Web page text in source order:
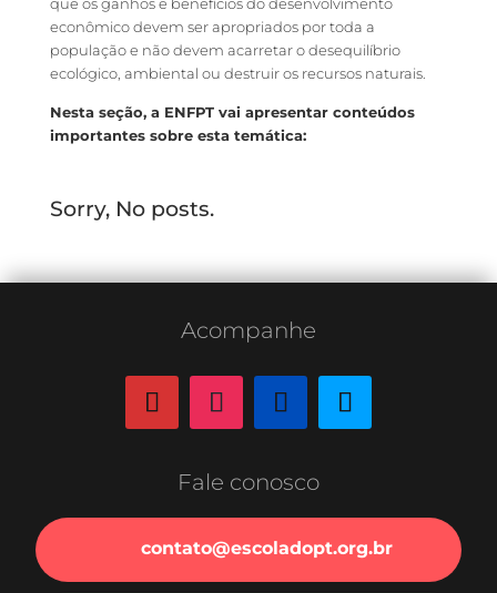
que os ganhos e benefícios do desenvolvimento
econômico devem ser apropriados por toda a
população e não devem acarretar o desequilíbrio
ecológico, ambiental ou destruir os recursos naturais.
Nesta seção, a ENFPT vai apresentar conteúdos
importantes sobre esta temática:
Sorry, No posts.
Acompanhe
Fale conosco
contato@escoladopt.org.br